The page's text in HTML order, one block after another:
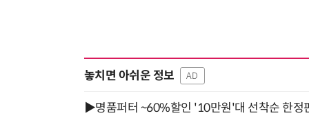
놓치면 아쉬운 정보 AD
▶명품퍼터 ~60%할인 '10만원'대 선착순 한정